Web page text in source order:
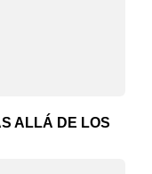
ALLÁ DE LOS